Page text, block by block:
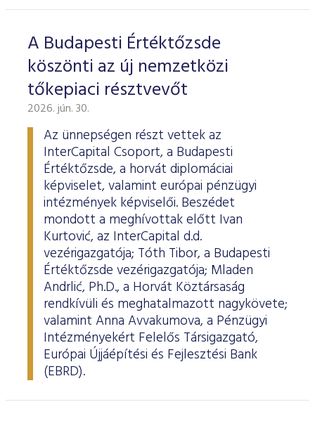
A Budapesti Értéktőzsde
köszönti az új nemzetközi
tőkepiaci résztvevőt
2026. jún. 30.
Az ünnepségen részt vettek az
InterCapital Csoport, a Budapesti
Értéktőzsde, a horvát diplomáciai
képviselet, valamint európai pénzügyi
intézmények képviselői. Beszédet
mondott a meghívottak előtt Ivan
Kurtović, az InterCapital d.d.
vezérigazgatója; Tóth Tibor, a Budapesti
Értéktőzsde vezérigazgatója; Mladen
Andrlić, Ph.D., a Horvát Köztársaság
rendkívüli és meghatalmazott nagykövete;
valamint Anna Avvakumova, a Pénzügyi
Intézményekért Felelős Társigazgató,
Európai Újjáépítési és Fejlesztési Bank
(EBRD).